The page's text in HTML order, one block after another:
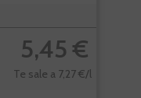
5,45 €
Te sale a 7,27 €/l